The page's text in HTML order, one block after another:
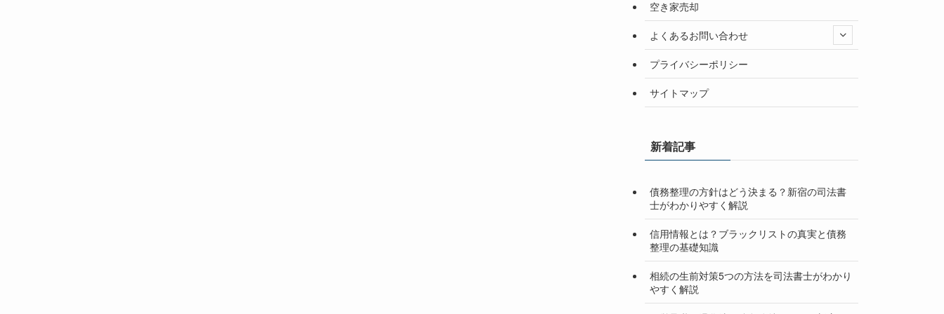
空き家売却
よくあるお問い合わせ
プライバシーポリシー
サイトマップ
新着記事
債務整理の方針はどう決まる？新宿の司法書
士がわかりやすく解説
信用情報とは？ブラックリストの真実と債務
整理の基礎知識
相続の生前対策5つの方法を司法書士がわかり
やすく解説